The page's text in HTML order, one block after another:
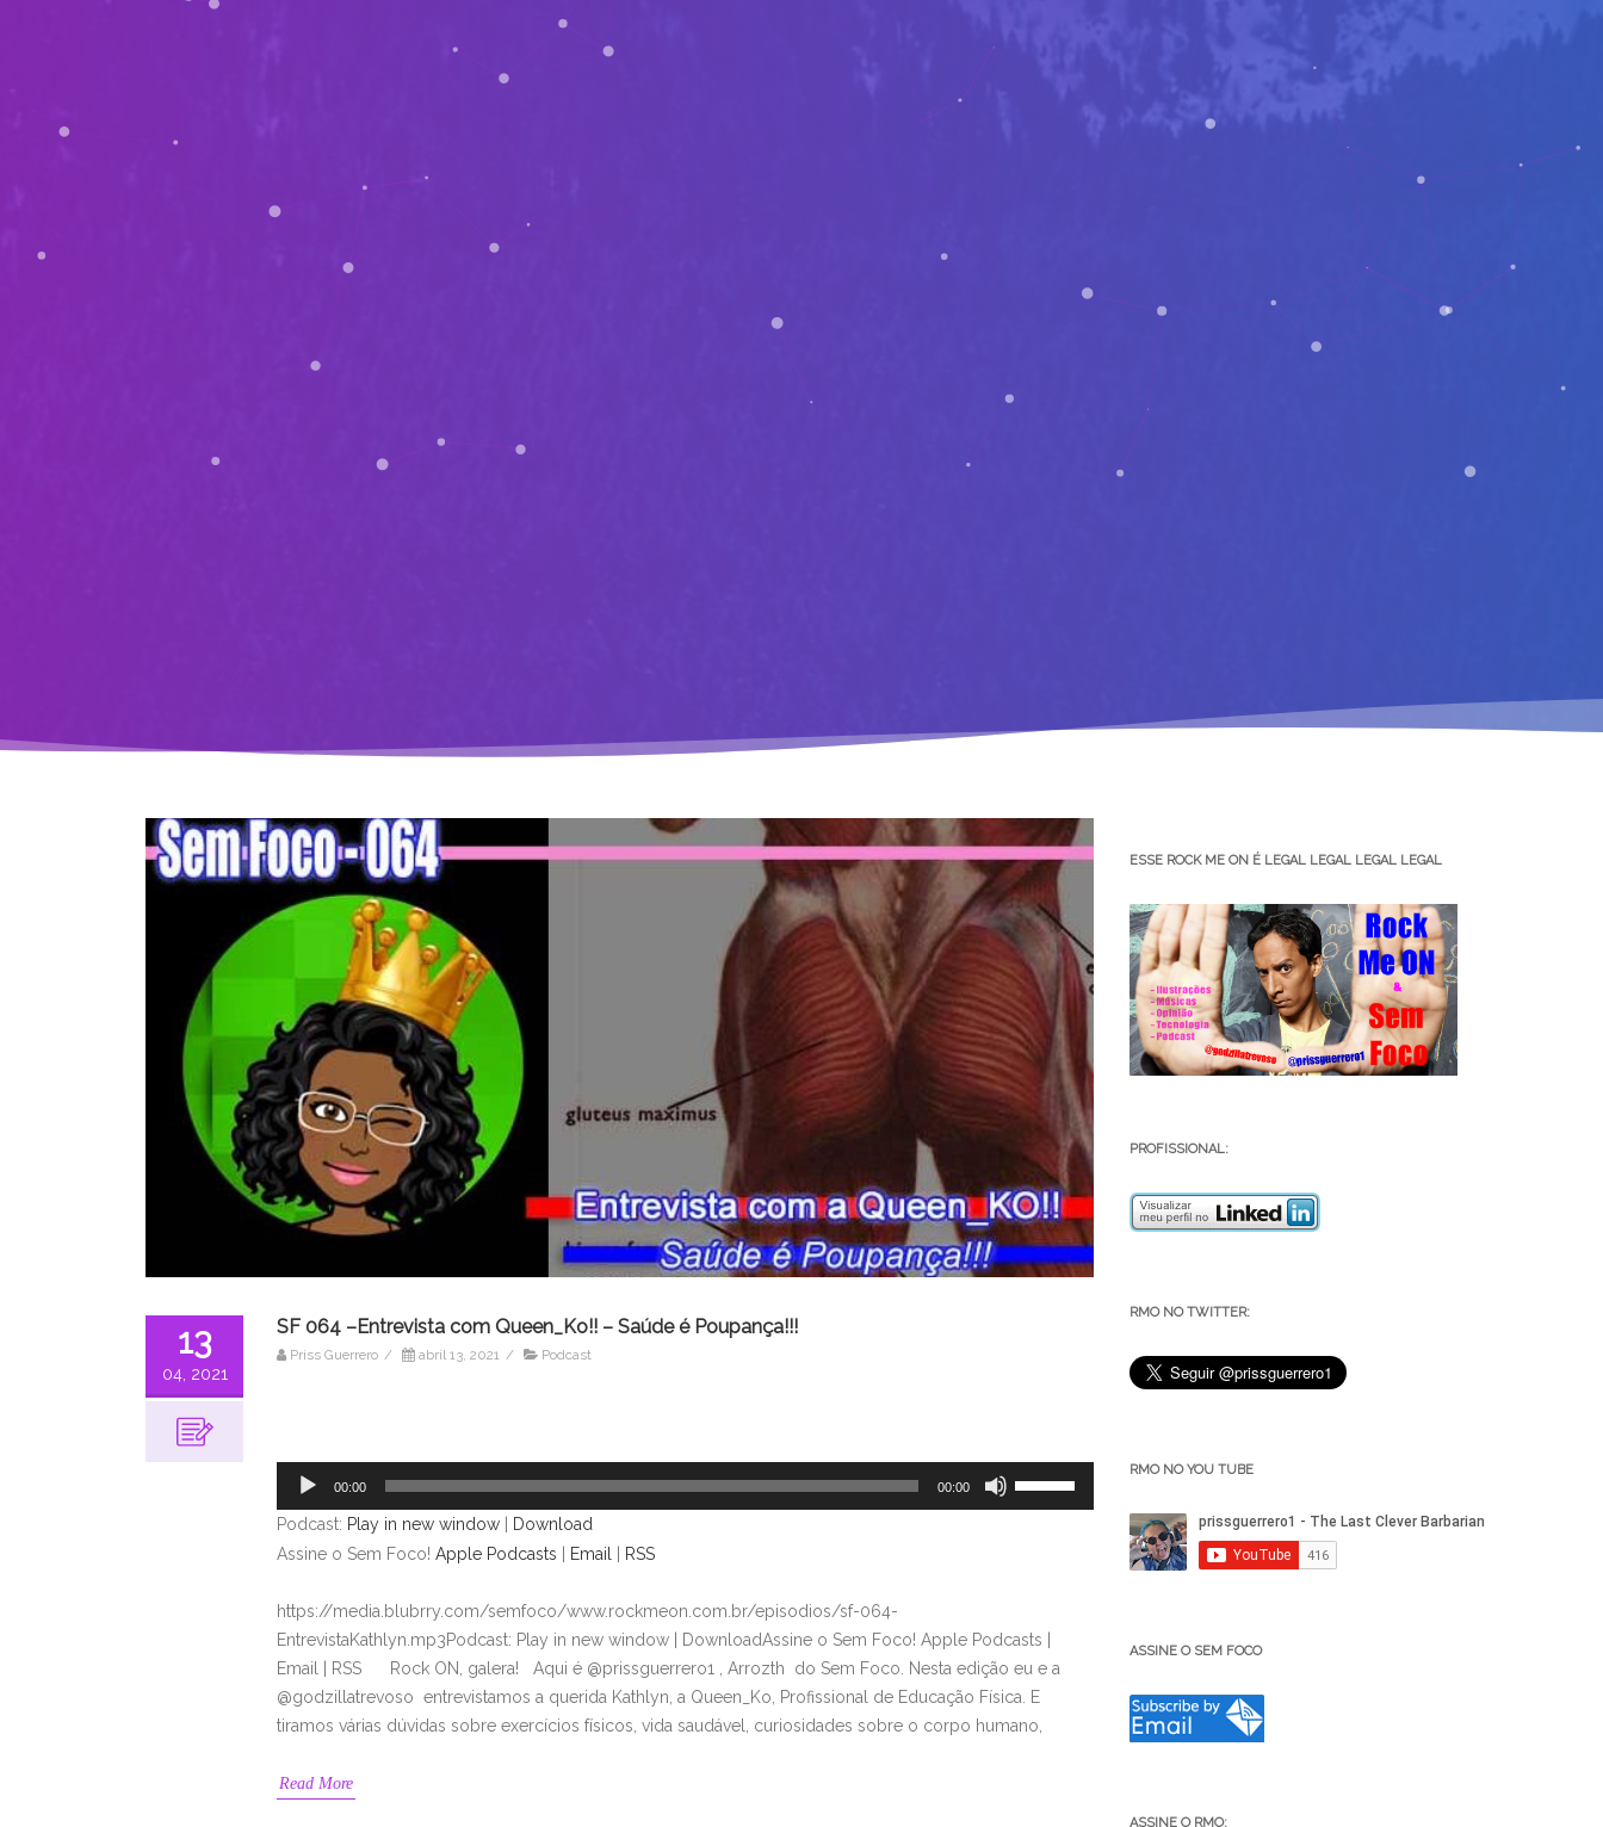
13
04, 2021
SF 064 –Entrevista com Queen_Ko!! – Saúde é Poupança!!!
Priss Guerrero / abril 13, 2021 / Podcast
áudio
00:00 00:00
para
baixo
para
aumentar
Podcast: Play in new window
Download
Assine o Sem Foco! Apple Podcasts Email RSS
https://media.blubrry.com/semfoco/www.rockmeon.com.br/episodios/sf-064-
EntrevistaKathlyn.mp3Podcast: Play in new window | DownloadAssine o Sem Foco! Apple Podcasts |
Email | RSS Rock ON, galera! Aqui é @prissguerrero1 , Arrozth do Sem Foco. Nesta edição eu e a
@godzillatrevoso entrevistamos a querida Kathlyn, a Queen_Ko, Profissional de Educação Física. E
tiramos várias dúvidas sobre exercícios físicos, vida saudável, curiosidades sobre o corpo humano,
Read More
ESSE ROCK ME ON É LEGAL LEGAL LEGAL LEGAL
PROFISSIONAL:
RMO NO TWITTER:
RMO NO YOU TUBE
ASSINE O SEM FOCO
ASSINE O RMO: